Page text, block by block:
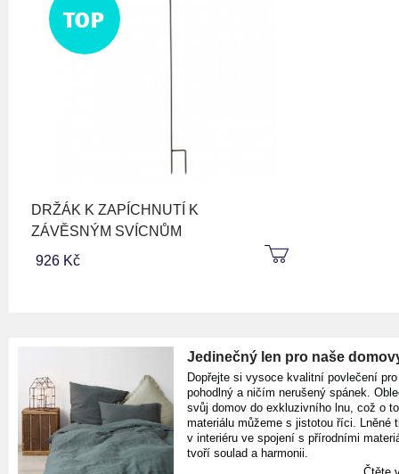
TOP
DRŽÁK K ZAPÍCHNUTÍ K
ZÁVĚSNÝM SVÍCNŮM
926 Kč
Jedinečný len pro naše
Dopřejte si vysoce kvalitní povlečení pro
pohodlný a ničím nerušený spánek.
svůj domov do exkluzivního lnu, což o
materiálu můžeme s jistotou říci. Lněné
v interiéru ve spojení s přírodními
tvoří soulad a harmonii.